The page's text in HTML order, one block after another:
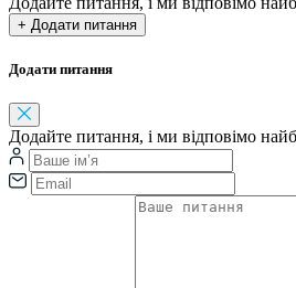
+ Додати питання
Додати питання
Додайте питання, і ми відповімо